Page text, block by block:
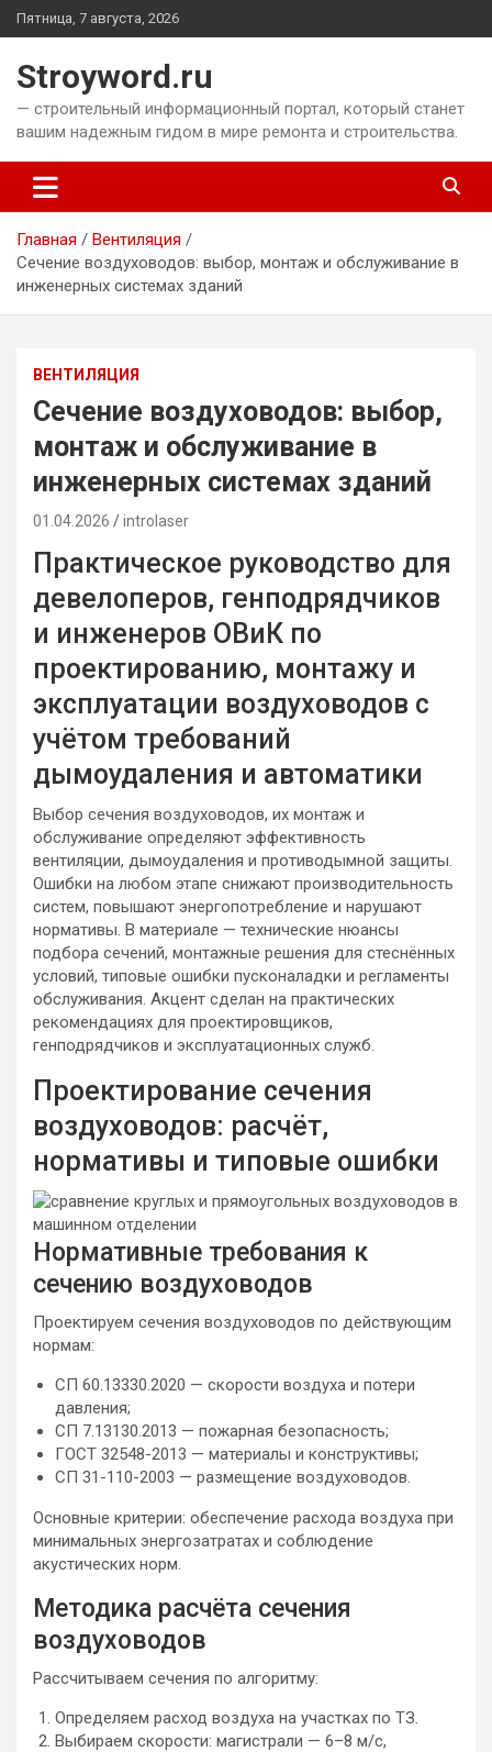
Перейти
к
Пятница, 7 августа, 2026
Stroyword.ru
— строительный информационный портал, который станет
вашим надежным гидом в мире ремонта и строительства.
Главная
Вентиляция
Сечение воздуховодов: выбор, монтаж и обслуживание в
инженерных системах зданий
ВЕНТИЛЯЦИЯ
Сечение воздуховодов: выбор,
монтаж и обслуживание в
инженерных системах зданий
01.04.2026 introlaser
Практическое руководство для
девелоперов, генподрядчиков
и инженеров ОВиК по
проектированию, монтажу и
эксплуатации воздуховодов с
учётом требований
дымоудаления и автоматики
Выбор сечения воздуховодов, их монтаж и
обслуживание определяют эффективность
вентиляции, дымоудаления и противодымной защиты.
Ошибки на любом этапе снижают производительность
систем, повышают энергопотребление и нарушают
нормативы. В материале — технические нюансы
подбора сечений, монтажные решения для стеснённых
условий, типовые ошибки пусконаладки и регламенты
обслуживания. Акцент сделан на практических
рекомендациях для проектировщиков,
генподрядчиков и эксплуатационных служб.
Проектирование сечения
воздуховодов: расчёт,
нормативы и типовые ошибки
Нормативные требования к
сечению воздуховодов
Проектируем сечения воздуховодов по действующим
нормам:
СП 60.13330.2020 — скорости воздуха и потери
давления;
СП 7.13130.2013 — пожарная безопасность;
ГОСТ 32548-2013 — материалы и конструктивы;
СП 31-110-2003 — размещение воздуховодов.
Основные критерии: обеспечение расхода воздуха при
минимальных энергозатратах и соблюдение
акустических норм.
Методика расчёта сечения
воздуховодов
Рассчитываем сечения по алгоритму:
Определяем расход воздуха на участках по ТЗ.
Выбираем скорости: магистрали — 6–8 м/с,